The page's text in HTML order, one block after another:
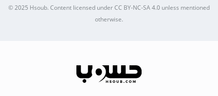
© 2025Hsoub.Content licensed underCC BY-NC-SA 4.0unless mentioned
otherwise.